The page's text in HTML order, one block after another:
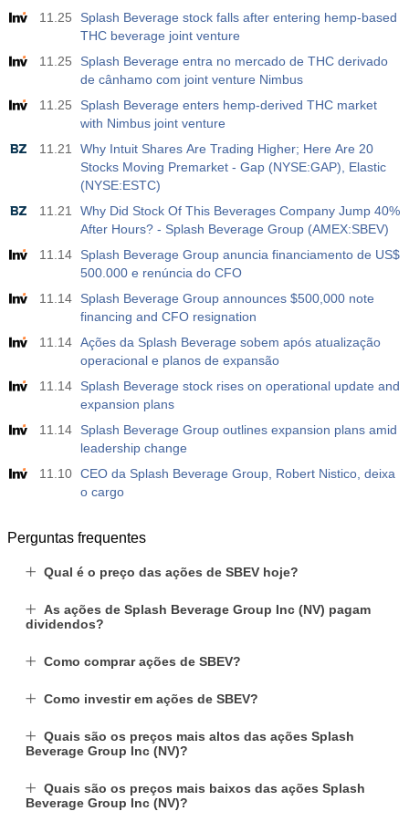
11.25
Splash Beverage stock falls after entering hemp-based
THC beverage joint venture
11.25
Splash Beverage entra no mercado de THC derivado
de cânhamo com joint venture Nimbus
11.25
Splash Beverage enters hemp-derived THC market
with Nimbus joint venture
11.21
Why Intuit Shares Are Trading Higher; Here Are 20
Stocks Moving Premarket - Gap (NYSE:GAP), Elastic
(NYSE:ESTC)
11.21
Why Did Stock Of This Beverages Company Jump 40%
After Hours? - Splash Beverage Group (AMEX:SBEV)
11.14
Splash Beverage Group anuncia financiamento de US$
500.000 e renúncia do CFO
11.14
Splash Beverage Group announces $500,000 note
financing and CFO resignation
11.14 Ações da Splash Beverage sobem após atualização
operacional e planos de expansão
11.14
Splash Beverage stock rises on operational update and
expansion plans
11.14
Splash Beverage Group outlines expansion plans amid
leadership change
11.10 CEO da Splash Beverage Group, Robert Nistico, deixa
o cargo
Perguntas frequentes
Qual é o preço das ações de SBEV hoje?
As ações de Splash Beverage Group Inc (NV) pagam
dividendos?
Como comprar ações de SBEV?
Como investir em ações de SBEV?
Quais são os preços mais altos das ações Splash
Beverage Group Inc (NV)?
Quais são os preços mais baixos das ações Splash
Beverage Group Inc (NV)?